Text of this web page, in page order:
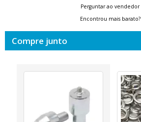
Perguntar ao vendedor
Encontrou mais barato?
Compre junto